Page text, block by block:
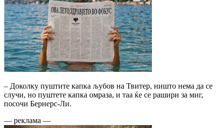
– Доколку пуштите капка љубов на Твитер, ништо нема да се
случи, но пуштете капка омраза, и таа ќе се рашири за миг,
посочи Бернерс-Ли.
— реклама —